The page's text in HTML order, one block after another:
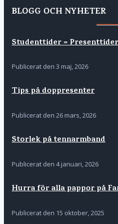
BLOGG OCH NYHETER
Studenttider = Presenttider
Publicerat den 3 maj, 2026
Tips på doppresenter
Publicerat den 26 mars, 2026
Storlek på tennarmband
Publicerat den 4 januari, 2026
Hurra för alla pappor på
Publicerat den 15 oktober, 2025